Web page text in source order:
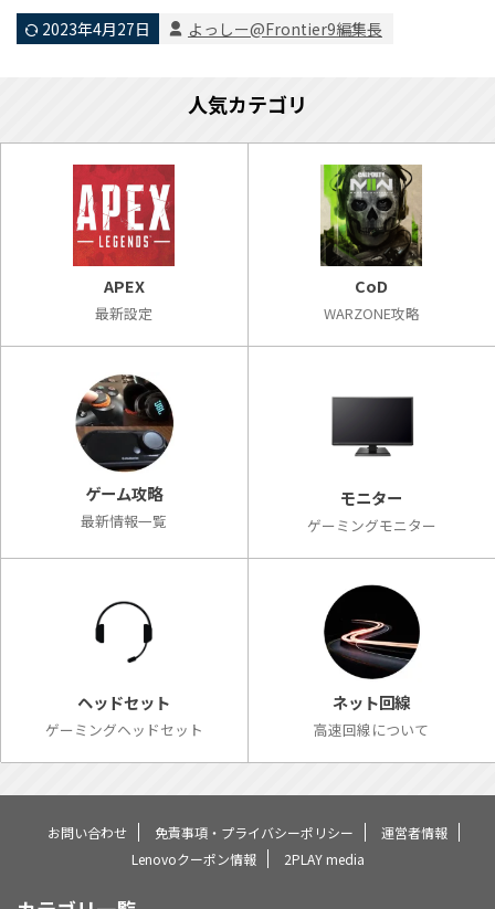
2023年4月27日 よっしー@Frontier9編集長
人気カテゴリ
APEX
最新設定
CoD
WARZONE攻略
ゲーム攻略
最新情報一覧
モニター
ゲーミングモニター
ヘッドセット
ゲーミングヘッドセット
ネット回線
高速回線について
お問い合わせ 免責事項・プライバシーポリシー
運営者情報
Lenovoクーポン情報
2PLAY media